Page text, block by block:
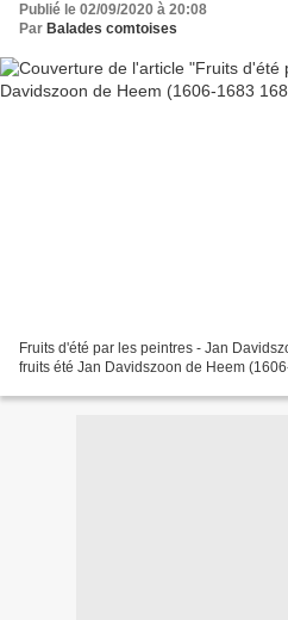
Publié le 02/09/2020 à 20:08
Par Balades comtoises
Fruits d'été par les peintres - Jan
fruits été Jan Davidszoon de Heem